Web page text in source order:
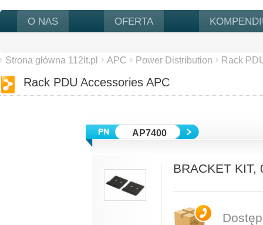
O NAS OFERTA
Strona główna 112it.pl APC Power Distribution Rack
Rack PDU Accessories APC
AP7400
BRACKET KIT,